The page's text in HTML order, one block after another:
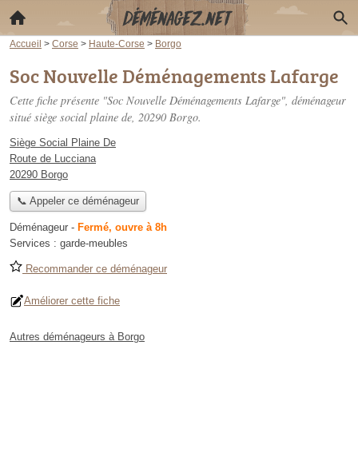
Accueil > Corse > Haute-Corse > Borgo
Soc Nouvelle Déménagements Lafarge
Cette fiche présente "Soc Nouvelle Déménagements Lafarge", déménageur
situé siège social plaine de, 20290 Borgo.
Siège Social Plaine De
Route de Lucciana
20290 Borgo
📞 Appeler ce déménageur
Déménageur - Fermé, ouvre à 8h
Services : garde-meubles
Recommander ce déménageur
Améliorer cette fiche
Autres déménageurs à Borgo